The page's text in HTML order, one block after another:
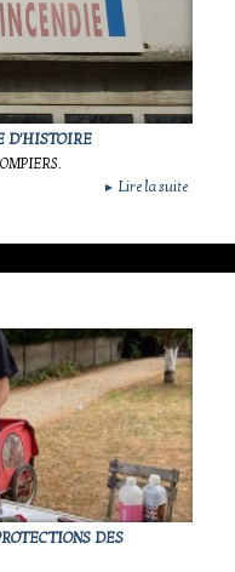
D'HISTOIRE
► Lire la suite
DES